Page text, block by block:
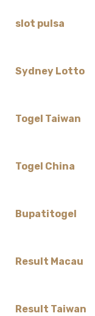
slot pulsa
Sydney Lotto
Togel Taiwan
Togel China
Bupatitogel
Result Macau
Result Taiwan